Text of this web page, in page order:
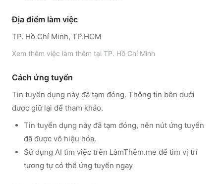
Địa điểm làm việc
TP. Hồ Chí Minh, TP.HCM
Xem thêm việc làm thêm tại TP. Hồ Chí Minh
Cách ứng tuyển
Tin tuyển dụng này đã tạm đóng. Thông tin bên dưới
được giữ lại để tham khảo.
Tin tuyển dụng này đã tạm đóng, nên nút ứng tuyển
đã được vô hiệu hóa.
Sử dụng AI tìm việc trên LàmThêm.me để tìm vị trí
tương tự có thể ứng tuyển ngay